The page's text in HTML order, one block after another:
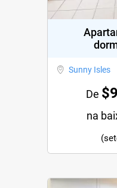
Sunny Isles
De
na